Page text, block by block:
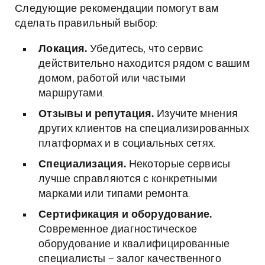
Следующие рекомендации помогут вам
сделать правильный выбор:
Локация. Убедитесь, что сервис
действительно находится рядом с вашим
домом, работой или частыми
маршрутами.
Отзывы и репутация. Изучите мнения
других клиентов на специализированных
платформах и в социальных сетях.
Специализация. Некоторые сервисы
лучше справляются с конкретными
марками или типами ремонта.
Сертификация и оборудование.
Современное диагностическое
оборудование и квалифицированные
специалисты – залог качественного